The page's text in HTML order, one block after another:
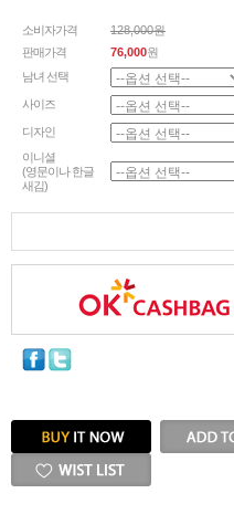
소비자가격
128,000원
판매가격
76,000원
남녀 선택
사이즈
디자인
이니셜
(영문이나 한글
새김)